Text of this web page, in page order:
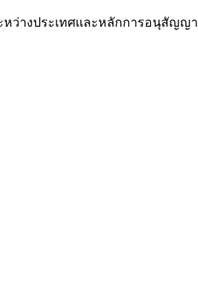
ว่างประเทศและหลักการอนุสัญญา